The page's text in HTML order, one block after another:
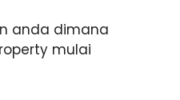
anda dimana
mulai